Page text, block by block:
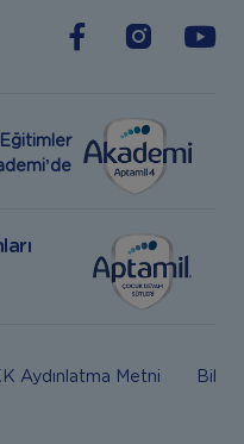
Aydınlatma Metni Bilgi